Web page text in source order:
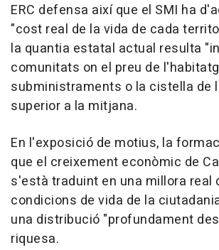
ERC defensa així que el SMI ha
"cost real de la vida de cada
la quantia estatal actual resulta
comunitats on el preu de
subministraments o la cistella de
superior a la mitjana.
En l'exposició de motius, la
que el creixement econòmic de
s'està traduint en una millora real
condicions de vida de la
una distribució "profundament
riquesa.